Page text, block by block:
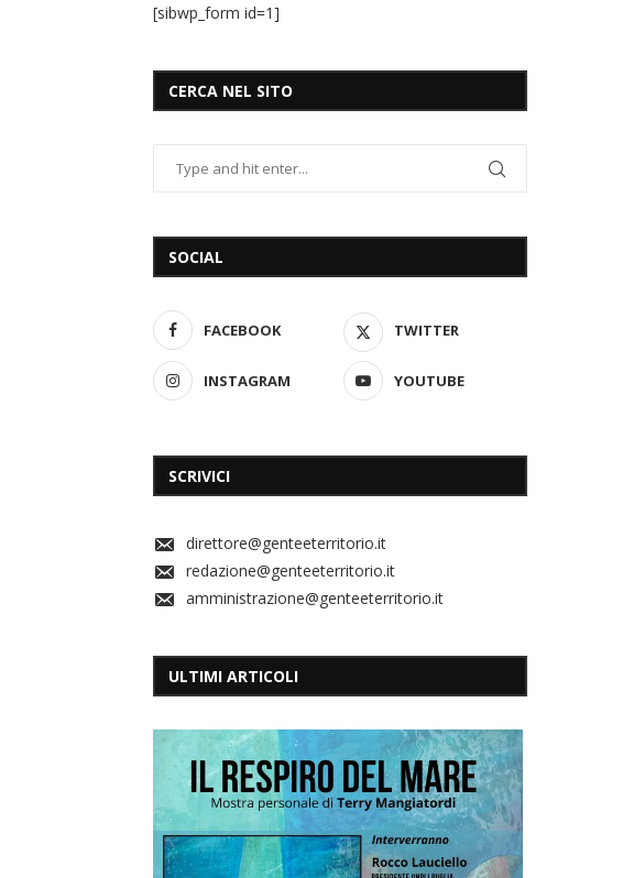
[sibwp_form id=1]
CERCA NEL SITO
SOCIAL
FACEBOOK TWITTER
INSTAGRAM YOUTUBE
SCRIVICI
direttore@genteeterritorio.it
redazione@genteeterritorio.it
amministrazione@genteeterritorio.it
ULTIMI ARTICOLI